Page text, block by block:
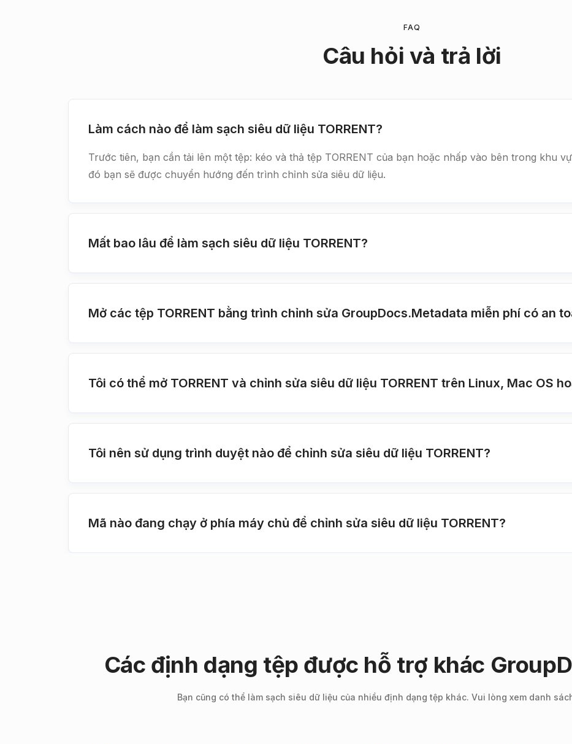
FAQ
Câu hỏi và trả lời
Làm cách nào để làm sạch siêu dữ liệu TORRENT?
Trước tiên, bạn cần tải lên một tệp: kéo và thả tệp TORRENT của bạn hoặc nhấp vào bên trong khu
đó bạn sẽ được chuyển hướng đến trình chỉnh sửa siêu dữ liệu.
Mất bao lâu để làm sạch siêu dữ liệu TORRENT?
Mở các tệp TORRENT bằng trình chỉnh sửa GroupDocs.Metadata miễn phí có an
Tôi có thể mở TORRENT và chỉnh sửa siêu dữ liệu TORRENT trên Linux, Mac OS
Tôi nên sử dụng trình duyệt nào để chỉnh sửa siêu dữ liệu TORRENT?
Mã nào đang chạy ở phía máy chủ để chỉnh sửa siêu dữ liệu TORRENT?
Các định dạng tệp được hỗ trợ khác
Bạn cũng có thể làm sạch siêu dữ liệu của nhiều định dạng tệp khác. Vui lòng xem danh